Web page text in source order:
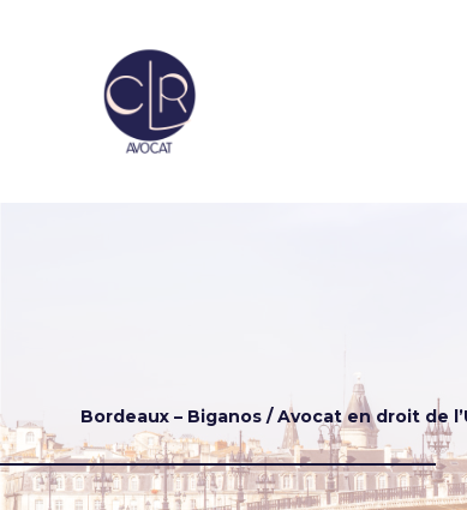
Bordeaux – Biganos / Avocat en droit de